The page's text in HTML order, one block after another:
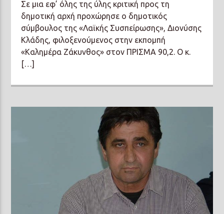
Σε μια εφ’ όλης της ύλης κριτική προς τη
δημοτική αρχή προχώρησε ο δημοτικός
σύμβουλος της «Λαϊκής Συσπείρωσης», Διονύσης
Κλάδης, φιλοξενούμενος στην εκπομπή
«Καλημέρα Ζάκυνθος» στον ΠΡΙΣΜΑ 90,2. Ο κ.
[…]